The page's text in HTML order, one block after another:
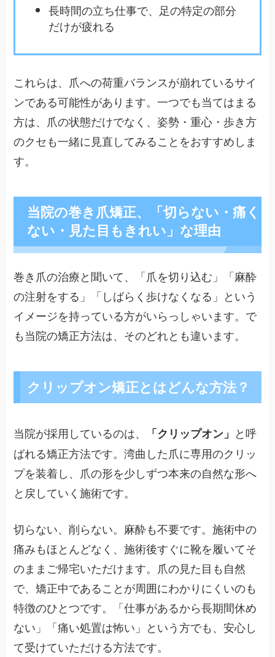
長時間の立ち仕事で、足の特定の部分
だけが疲れる
これらは、爪への荷重バランスが崩れているサイ
ンである可能性があります。一つでも当てはまる
方は、爪の状態だけでなく、姿勢・重心・歩き方
のクセも一緒に見直してみることをおすすめしま
す。
当院の巻き爪矯正、「切らない・痛く
ない・見た目もきれい」な理由
巻き爪の治療と聞いて、「爪を切り込む」「麻酔
の注射をする」「しばらく歩けなくなる」という
イメージを持っている方がいらっしゃいます。で
も当院の矯正方法は、そのどれとも違います。
クリップオン矯正とはどんな方法？
当院が採用しているのは、 「クリップオン」 と呼
ばれる矯正方法です。湾曲した爪に専用のクリッ
プを装着し、爪の形を少しずつ本来の自然な形へ
と戻していく施術です。
切らない、削らない。麻酔も不要です。施術中の
痛みもほとんどなく、施術後すぐに靴を履いてそ
のままご帰宅いただけます。爪の見た目も自然
で、矯正中であることが周囲にわかりにくいのも
特徴のひとつです。「仕事があるから長期間休め
ない」「痛い処置は怖い」という方でも、安心し
て受けていただける方法です。